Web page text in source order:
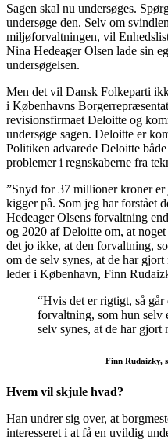
Sagen skal nu undersøges.
undersøge den. Selv om
miljøforvaltningen, vil
Nina Hedeager Olsen lade sin
undersøgelsen.
Men det vil Dansk Folkeparti
i Københavns
revisionsfirmaet Deloitte og
undersøge sagen. Deloitte er
Politiken advarede Deloitte
problemer i regnskaberne fra
”Snyd for 37 millioner kroner
kigger på. Som jeg har forstået
Hedeager Olsens forvaltning
og 2020 af Deloitte om, at
det jo ikke, at den forvaltning,
om de selv synes, at de har
leder i København, Finn
“Hvis det er rigtigt, så
forvaltning, som hun selv
selv synes, at de har gjort
Finn Rudaizky,
Hvem vil skjule hvad?
Han undrer sig over, at
interesseret i at få en uvildig